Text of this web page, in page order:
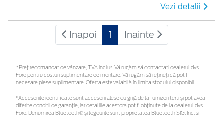
Vezi detalii
Inapoi 1 Inainte
*Preţ recomandat de vânzare, TVA inclus. Vă rugăm să contactaţi dealerul dvs.
Ford pentru costuri suplimentare de montare. Vă rugăm să rețineți că pot fi
necesare piese suplimentare. Oferta este valabilă în limita stocului disponibil.
*Accesoriile identificate sunt accesorii alese cu grijă de la furnizori terți și pot avea
diferite condiții de garanție, iar detaliile acestora pot fi obținute de la dealerul dvs.
Ford. Denumirea Bluetooth® și logourile sunt proprietatea Bluetooth SIG, Inc. și